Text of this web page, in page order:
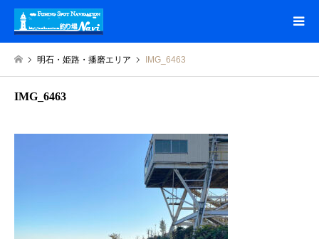
明石・姫路・播磨エリア IMG_6463
IMG_6463